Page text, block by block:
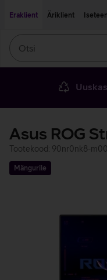
Eraklient
Äriklient
Asus ROG
Tootekood: 90nr0nk8-
Mängurile